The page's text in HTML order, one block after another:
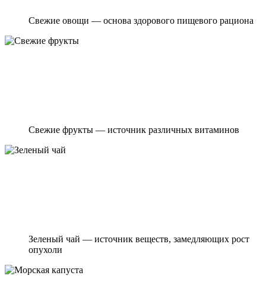
Свежие овощи — основа здорового пищевого рациона
Свежие фрукты — источник различных витаминов
Зеленый чай — источник веществ, замедляющих рост
опухоли